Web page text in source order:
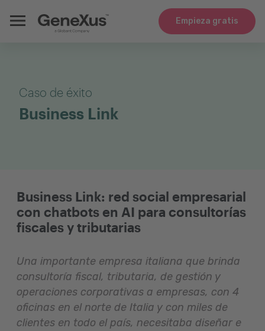
Empieza gratis
Caso de éxito
Business Link
Business Link: red social empresarial
con chatbots en AI para consultorías
fiscales y tributarias
Una importante empresa italiana que brinda
consultoría fiscal, tributaria, de gestión y
operaciones corporativas a empresas, con 4
oficinas en el norte de Italia y con miles de
clientes en todo el país, necesitaba diseñar e